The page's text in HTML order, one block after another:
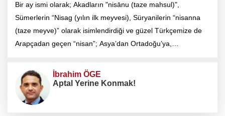
Bir ay ismi olarak; Akadların "nisānu (taze mahsul)",
Sümerlerin “Nisag (yılın ilk meyvesi), Süryanilerin “nisanna
(taze meyve)” olarak isimlendirdiği ve güzel Türkçemize de
Arapçadan geçen “nisan”; Asya’dan Ortadoğu’ya,
“baharın başlangıcı, d
İbrahim ÖGE
Aptal Yerine Konmak!